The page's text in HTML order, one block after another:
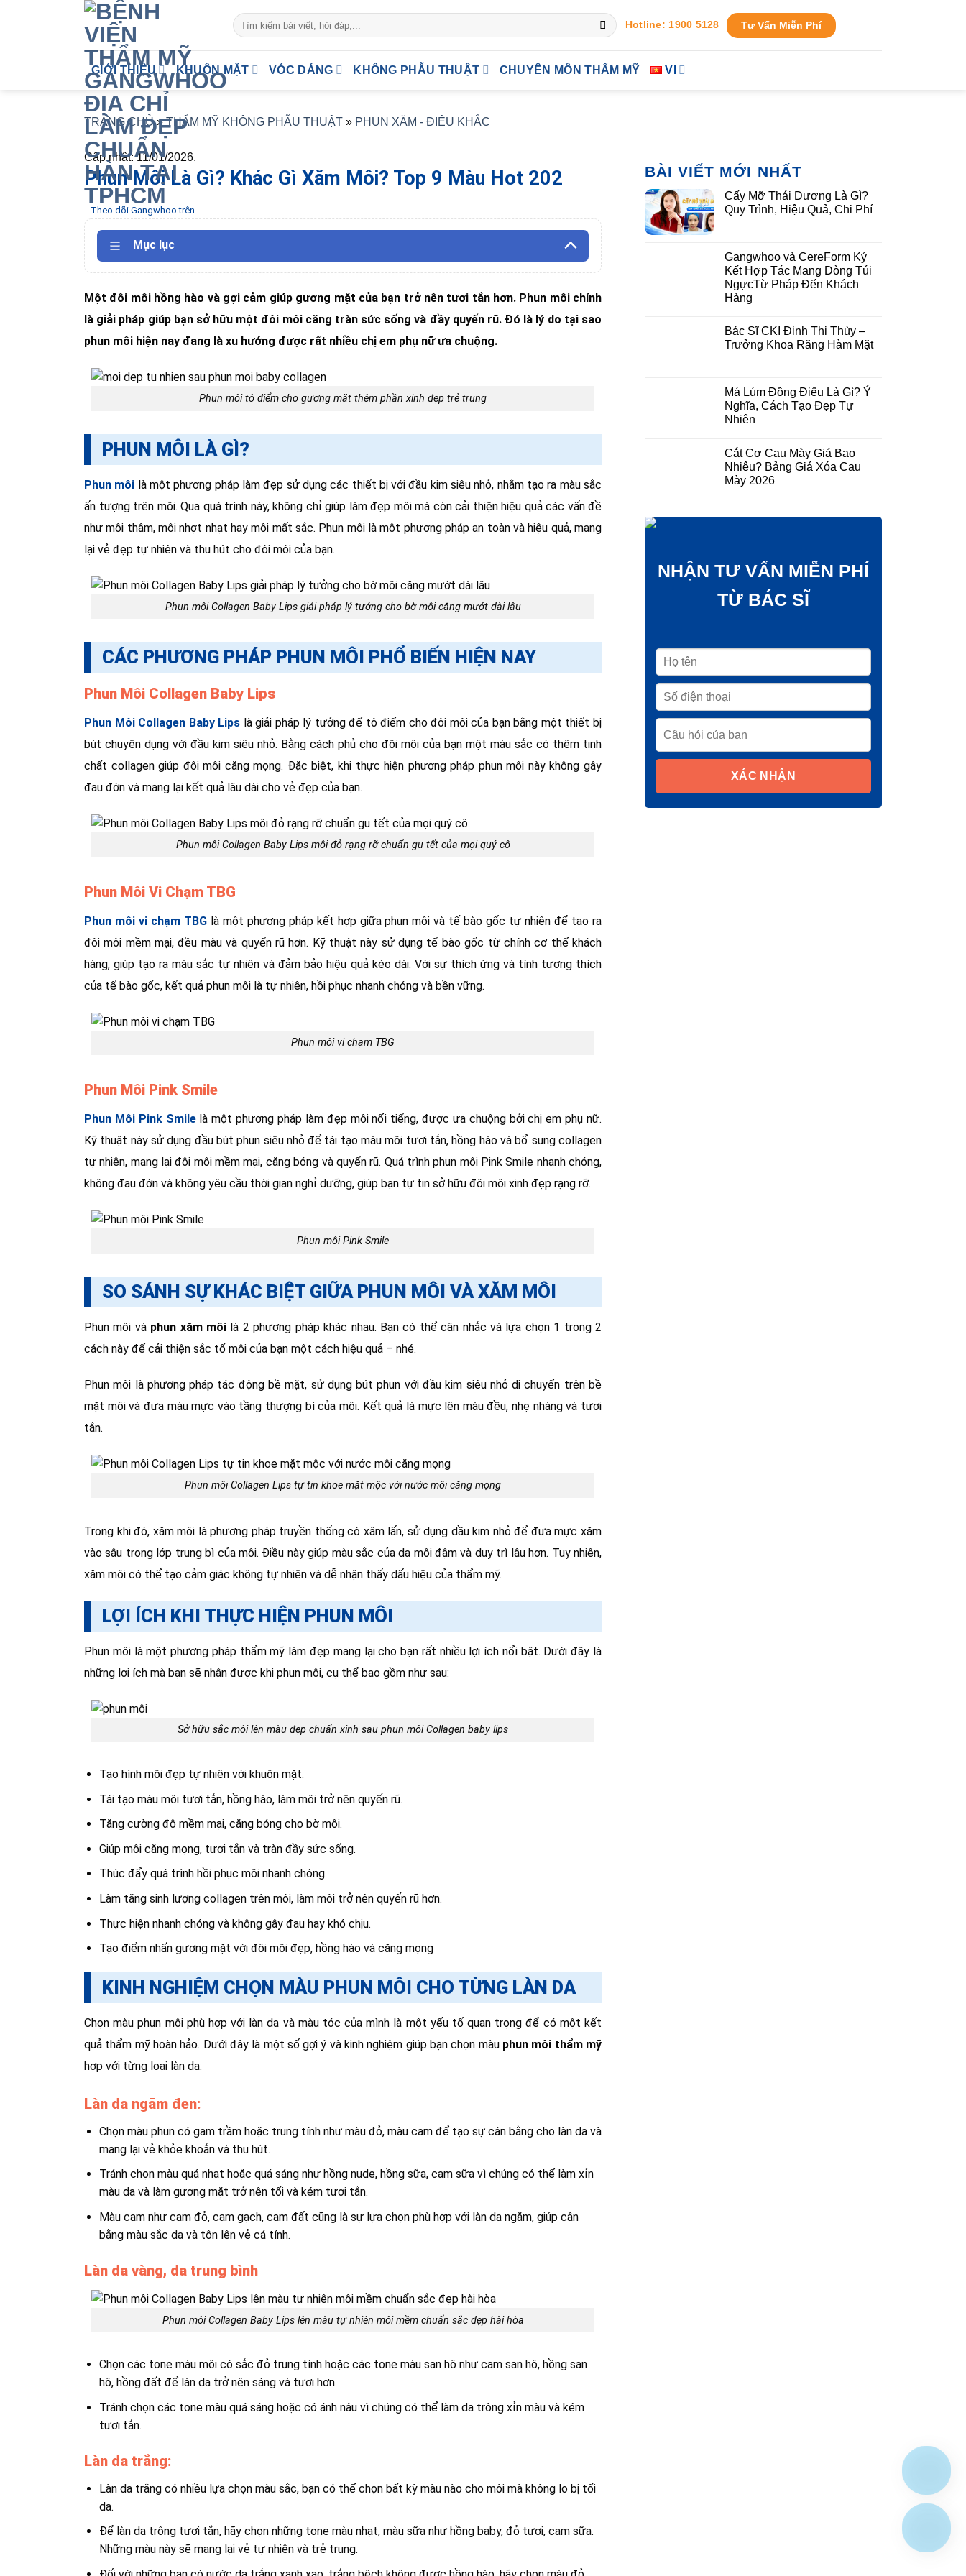
Hotline: 1900 5128 Tư Vấn Miễn Phí
GIỚI THIỆU KHUÔN MẶT VÓC DÁNG KHÔNG PHẪU THUẬT CHUYÊN MÔN THẨM MỸ VI
TRANG CHỦ»THẨM MỸ KHÔNG PHẪU THUẬT » PHUN XĂM - ĐIÊU KHẮC
Cập nhật: 11/01/2026.
Phun Môi Là Gì? Khác Gì Xăm Môi? Top 9 Màu Hot 202
Theo dõi Gangwhoo trên
Mục lục
Một đôi môi hồng hào và gợi cảm giúp gương mặt của bạn trở nên tươi tắn hơn. Phun môi chính
là giải pháp giúp bạn sở hữu một đôi môi căng tràn sức sống và đầy quyến rũ. Đó là lý do tại sao
phun môi hiện nay đang là xu hướng được rất nhiều chị em phụ nữ ưa chuộng.
Phun môi tô điểm cho gương mặt thêm phần xinh đẹp trẻ trung
PHUN MÔI LÀ GÌ?
Phun môi là một phương pháp làm đẹp sử dụng các thiết bị với đầu kim siêu nhỏ, nhằm tạo ra màu sắc
ấn tượng trên môi. Qua quá trình này, không chỉ giúp làm đẹp môi mà còn cải thiện hiệu quả các vấn đề
như môi thâm, môi nhợt nhạt hay môi mất sắc. Phun môi là một phương pháp an toàn và hiệu quả, mang
lại vẻ đẹp tự nhiên và thu hút cho đôi môi của bạn.
Phun môi Collagen Baby Lips giải pháp lý tưởng cho bờ môi căng mướt dài lâu
CÁC PHƯƠNG PHÁP PHUN MÔI PHỔ BIẾN HIỆN NAY
Phun Môi Collagen Baby Lips
Phun Môi Collagen Baby Lips là giải pháp lý tưởng để tô điểm cho đôi môi của bạn bằng một thiết bị
bút chuyên dụng với đầu kim siêu nhỏ. Bằng cách phủ cho đôi môi của bạn một màu sắc có thêm tinh
chất collagen giúp đôi môi căng mọng. Đặc biệt, khi thực hiện phương pháp phun môi này không gây
đau đớn và mang lại kết quả lâu dài cho vẻ đẹp của bạn.
Phun môi Collagen Baby Lips môi đỏ rạng rỡ chuẩn gu tết của mọi quý cô
Phun Môi Vi Chạm TBG
Phun môi vi chạm TBGlà một phương pháp kết hợp giữa phun môi và tế bào gốc tự nhiên để tạo ra
đôi môi mềm mại, đều màu và quyến rũ hơn. Kỹ thuật này sử dụng tế bào gốc từ chính cơ thể khách
hàng, giúp tạo ra màu sắc tự nhiên và đảm bảo hiệu quả kéo dài. Với sự thích ứng và tính tương thích
của tế bào gốc, kết quả phun môi là tự nhiên, hồi phục nhanh chóng và bền vững.
Phun môi vi chạm TBG
Phun Môi Pink Smile
Phun Môi Pink Smilelà một phương pháp làm đẹp môi nổi tiếng, được ưa chuộng bởi chị em phụ nữ.
Kỹ thuật này sử dụng đầu bút phun siêu nhỏ để tái tạo màu môi tươi tắn, hồng hào và bổ sung collagen
tự nhiên, mang lại đôi môi mềm mại, căng bóng và quyến rũ. Quá trình phun môi Pink Smile nhanh chóng,
không đau đớn và không yêu cầu thời gian nghỉ dưỡng, giúp bạn tự tin sở hữu đôi môi xinh đẹp rạng rỡ.
Phun môi Pink Smile
SO SÁNH SỰ KHÁC BIỆT GIỮA PHUN MÔI VÀ XĂM MÔI
Phun môi và phun xăm môi là 2 phương pháp khác nhau. Bạn có thể cân nhắc và lựa chọn 1 trong 2
cách này để cải thiện sắc tố môi của bạn một cách hiệu quả – nhé.
Phun môi là phương pháp tác động bề mặt, sử dụng bút phun với đầu kim siêu nhỏ di chuyển trên bề
mặt môi và đưa màu mực vào tầng thượng bì của môi. Kết quả là mực lên màu đều, nhẹ nhàng và tươi
tắn.
Phun môi Collagen Lips tự tin khoe mặt mộc với nước môi căng mọng
Trong khi đó, xăm môi là phương pháp truyền thống có xâm lấn, sử dụng dầu kim nhỏ để đưa mực xăm
vào sâu trong lớp trung bì của môi. Điều này giúp màu sắc của da môi đậm và duy trì lâu hơn. Tuy nhiên,
xăm môi có thể tạo cảm giác không tự nhiên và dễ nhận thấy dấu hiệu của thẩm mỹ.
LỢI ÍCH KHI THỰC HIỆN PHUN MÔI
Phun môi là một phương pháp thẩm mỹ làm đẹp mang lại cho bạn rất nhiều lợi ích nổi bật. Dưới đây là
những lợi ích mà bạn sẽ nhận được khi phun môi, cụ thể bao gồm như sau:
Sở hữu sắc môi lên màu đẹp chuẩn xinh sau phun môi Collagen baby lips
Tạo hình môi đẹp tự nhiên với khuôn mặt.
Tái tạo màu môi tươi tắn, hồng hào, làm môi trở nên quyến rũ.
Tăng cường độ mềm mại, căng bóng cho bờ môi.
Giúp môi căng mọng, tươi tắn và tràn đầy sức sống.
Thúc đẩy quá trình hồi phục môi nhanh chóng.
Làm tăng sinh lượng collagen trên môi, làm môi trở nên quyến rũ hơn.
Thực hiện nhanh chóng và không gây đau hay khó chịu.
Tạo điểm nhấn gương mặt với đôi môi đẹp, hồng hào và căng mọng
KINH NGHIỆM CHỌN MÀU PHUN MÔI CHO TỪNG LÀN DA
Chọn màu phun môi phù hợp với làn da và màu tóc của mình là một yếu tố quan trọng để có một kết
quả thẩm mỹ hoàn hảo. Dưới đây là một số gợi ý và kinh nghiệm giúp bạn chọn màu phun môi thẩm mỹ
hợp với từng loại làn da:
Làn da ngăm đen:
Chọn màu phun có gam trầm hoặc trung tính như màu đỏ, màu cam để tạo sự cân bằng cho làn da và
mang lại vẻ khỏe khoắn và thu hút.
Tránh chọn màu quá nhạt hoặc quá sáng như hồng nude, hồng sữa, cam sữa vì chúng có thể làm xỉn
màu da và làm gương mặt trở nên tối và kém tươi tắn.
Màu cam như cam đỏ, cam gạch, cam đất cũng là sự lựa chọn phù hợp với làn da ngăm, giúp cân
bằng màu sắc da và tôn lên vẻ cá tính.
Làn da vàng, da trung bình
Phun môi Collagen Baby Lips lên màu tự nhiên môi mềm chuẩn sắc đẹp hài hòa
Chọn các tone màu môi có sắc đỏ trung tính hoặc các tone màu san hô như cam san hô, hồng san
hô, hồng đất để làn da trở nên sáng và tươi hơn.
Tránh chọn các tone màu quá sáng hoặc có ánh nâu vì chúng có thể làm da trông xỉn màu và kém
tươi tắn.
Làn da trắng:
Làn da trắng có nhiều lựa chọn màu sắc, bạn có thể chọn bất kỳ màu nào cho môi mà không lo bị tối
da.
Để làn da trông tươi tắn, hãy chọn những tone màu nhạt, màu sữa như hồng baby, đỏ tươi, cam sữa.
Những màu này sẽ mang lại vẻ tự nhiên và trẻ trung.
BÀI VIẾT MỚI NHẤT
Cấy Mỡ Thái Dương Là Gì?
Quy Trình, Hiệu Quả, Chi Phí
Gangwhoo và CereForm Ký
Kết Hợp Tác Mang Dòng Túi
NgựcTừ Pháp Đến Khách
Hàng
Bác Sĩ CKI Đinh Thị Thùy –
Trưởng Khoa Răng Hàm Mặt
Má Lúm Đồng Điếu Là Gì? Ý
Nghĩa, Cách Tạo Đẹp Tự
Nhiên
Cắt Cơ Cau Mày Giá Bao
Nhiêu? Bảng Giá Xóa Cau
Mày 2026
NHẬN TƯ VẤN MIỄN PHÍ
TỪ BÁC SĨ
XÁC NHẬN